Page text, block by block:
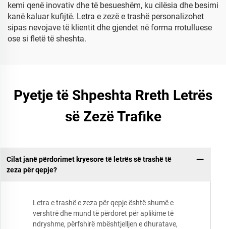
kemi qenë inovativ dhe të besueshëm, ku cilësia dhe besimi
kanë kaluar kufijtë. Letra e zezë e trashë personalizohet
sipas nevojave të klientit dhe gjendet në forma rrotulluese
ose si fletë të sheshta.
Pyetje të Shpeshta Rreth Letrës
së Zezë Trafike
Cilat janë përdorimet kryesore të letrës së trashë të
zeza për qepje?
Letra e trashë e zeza për qepje është shumë e
vershtrë dhe mund të përdoret për aplikime të
ndryshme, përfshirë mbështjelljen e dhuratave,